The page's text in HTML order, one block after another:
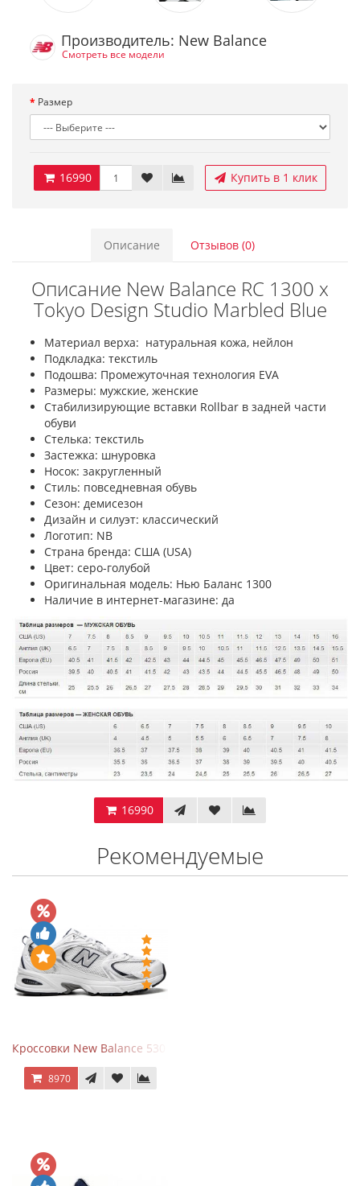
Производитель: New Balance
Смотреть все модели
Размер
16990 Купить в 1 клик
Описание Отзывов (0)
Описание New Balance RC 1300 x
Tokyo Design Studio Marbled Blue
Материал верха: натуральная кожа, нейлон
Подкладка: текстиль
Подошва: Промежуточная технология EVA
Размеры: мужские, женские
Стабилизирующие вставки Rollbar в задней части
обуви
Стелька: текстиль
Застежка: шнуровка
Носок: закругленный
Стиль: повседневная обувь
Сезон: демисезон
Дизайн и силуэт: классический
Логотип: NB
Страна бренда: США (USA)
Цвет: серо-голубой
Оригинальная модель: Нью Баланс 1300
Наличие в интернет-магазине: да
16990
Рекомендуемые
Кроссовки New Balance 530 White Silver Navy
8970